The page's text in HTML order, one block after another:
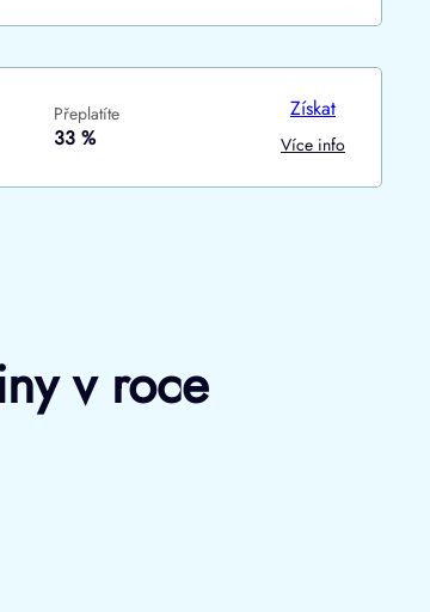
Přeplatíte
33 %
Získat
Více info
v roce